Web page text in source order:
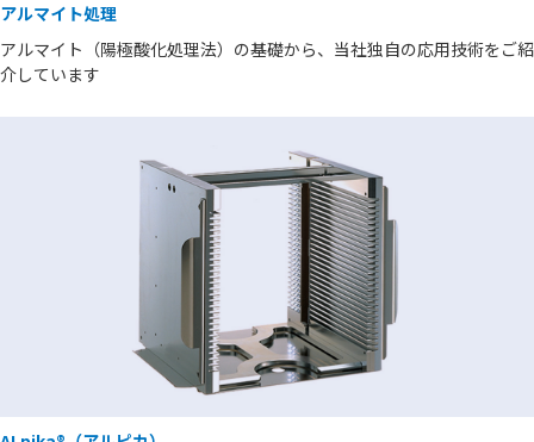
アルマイト処理
アルマイト（陽極酸化処理法）の基礎から、当社独自の応用技術をご紹
介しています